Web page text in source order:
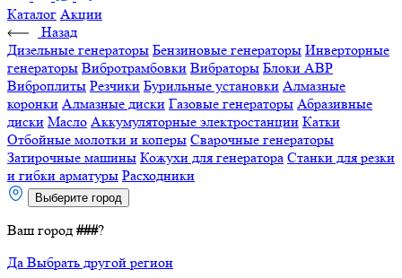
Каталог Акции
Назад
Дизельные генераторы Бензиновые генераторы Инверторные
генераторы Вибротрамбовки Вибраторы Блоки АВР
Виброплиты Резчики Бурильные установки Алмазные
коронки Алмазные диски Газовые генераторы Абразивные
диски Масло Аккумуляторные электростанции Катки
Отбойные молотки и коперы Сварочные генераторы
Затирочные машины Кожухи для генератора Станки для резки
и гибки арматуры Расходники
Выберите город
Ваш город ###?
Да Выбрать другой регион